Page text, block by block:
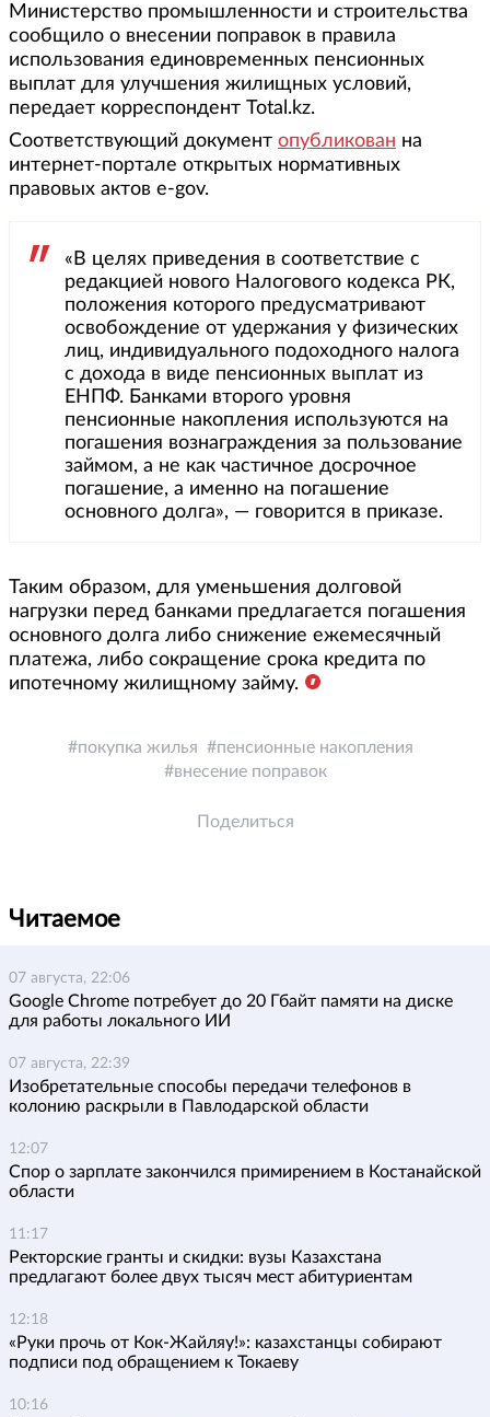
Министерство промышленности и строительства
сообщило о внесении поправок в правила
использования единовременных пенсионных
выплат для улучшения жилищных условий,
передает корреспондент Total.kz.
Соответствующий документ опубликован на
интернет-портале открытых нормативных
правовых актов e-gov.
«В целях приведения в соответствие с
редакцией нового Налогового кодекса РК,
положения которого предусматривают
освобождение от удержания у физических
лиц, индивидуального подоходного налога
с дохода в виде пенсионных выплат из
ЕНПФ. Банками второго уровня
пенсионные накопления используются на
погашения вознаграждения за пользование
займом, а не как частичное досрочное
погашение, а именно на погашение
основного долга», — говорится в приказе.
Таким образом, для уменьшения долговой
нагрузки перед банками предлагается погашения
основного долга либо снижение ежемесячный
платежа, либо сокращение срока кредита по
ипотечному жилищному займу.
покупка жилья
пенсионные накопления
внесение поправок
Поделиться
Читаемое
07 августа, 22:06
Google Chrome потребует до 20 Гбайт памяти на диске
для работы локального ИИ
07 августа, 22:39
Изобретательные способы передачи телефонов в
колонию раскрыли в Павлодарской области
12:07
Спор о зарплате закончился примирением в Костанайской
области
11:17
Ректорские гранты и скидки: вузы Казахстана
предлагают более двух тысяч мест абитуриентам
12:18
«Руки прочь от Кок-Жайляу!»: казахстанцы собирают
подписи под обращением к Токаеву
10:16